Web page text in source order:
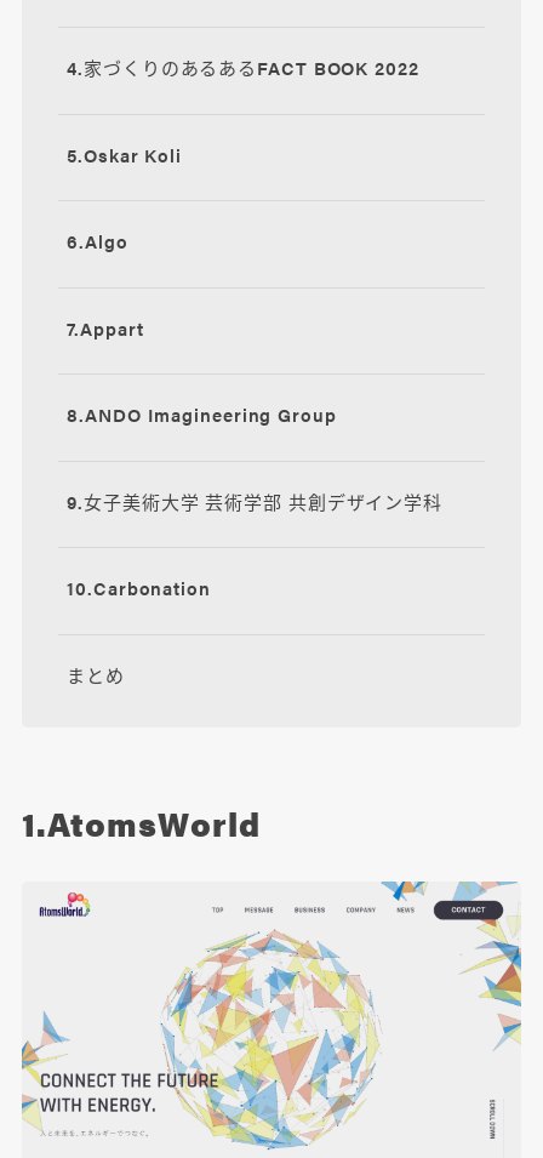
4.家づくりのあるあるFACT BOOK 2022
5.Oskar Koli
6.Algo
7.Appart
8.ANDO Imagineering Group
9.女子美術大学 芸術学部 共創デザイン学科
10.Carbonation
まとめ
1.AtomsWorld